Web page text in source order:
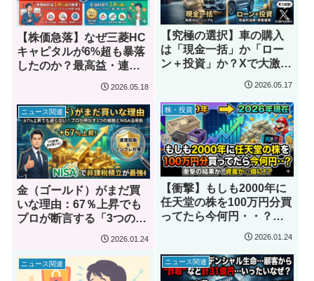
【株価急落】なぜ三菱HC
キャピタルが6%超も暴落
したのか？最高益・連続
増配の裏に隠された罠と
投資家が群がる理由を徹
底解剖
2026.05.18
【究極の選択】車の購入
は「現金一括」か「ロー
ン＋投資」か？Xで大激
論！正解はいったい…？
2026.05.17
株・投資
【衝撃】もしも2000年に
任天堂の株を100万円分買
ってたら今何円・・？億
り人にはなれたのか徹底
2026.01.24
ニュース関連
金（ゴールド）がまだ買
いな理由：67％上昇でも
プロが断言する「3つの根
2026.01.24
ニュース関連
ニュース関連